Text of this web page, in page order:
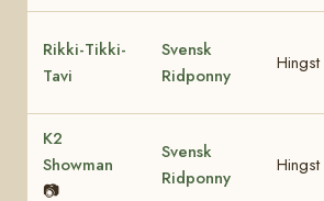
Rikki-Tikki-
Tavi
Svensk
Ridponny
Hingst
K2
Showman
📷
Svensk
Ridponny
Hingst